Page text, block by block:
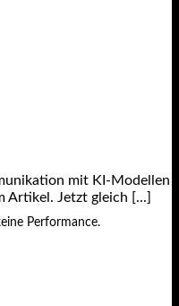
Performance.
mit KI-Modellen
Artikel. Jetzt gleich [...]